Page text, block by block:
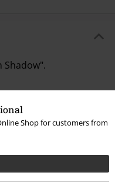
Shop for customers from
Shadow".